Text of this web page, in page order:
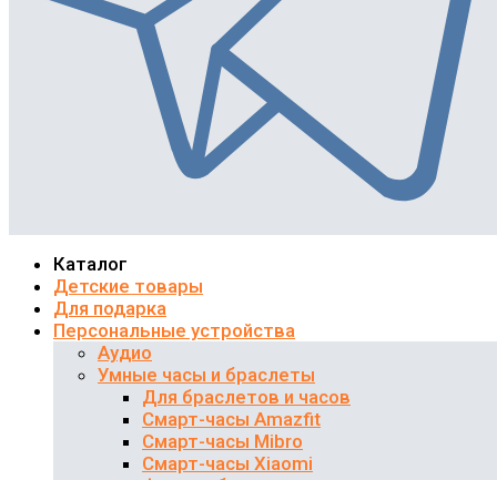
Каталог
Детские товары
Для подарка
Персональные устройства
Аудио
Умные часы и браслеты
Для браслетов и часов
Смарт-часы Amazfit
Смарт-часы Mibro
Смарт-часы Xiaomi